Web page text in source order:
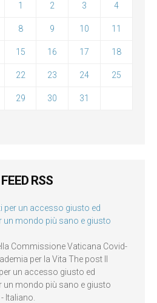
1 2 3 4
8 9 10 11
15 16 17 18
22 23 24 25
29 30 31
FEED RSS
per un accesso giusto ed
un mondo più sano e giusto
Commissione Vaticana Covid-
per la Vita The post Il
un accesso giusto ed
un mondo più sano e giusto
Italiano.